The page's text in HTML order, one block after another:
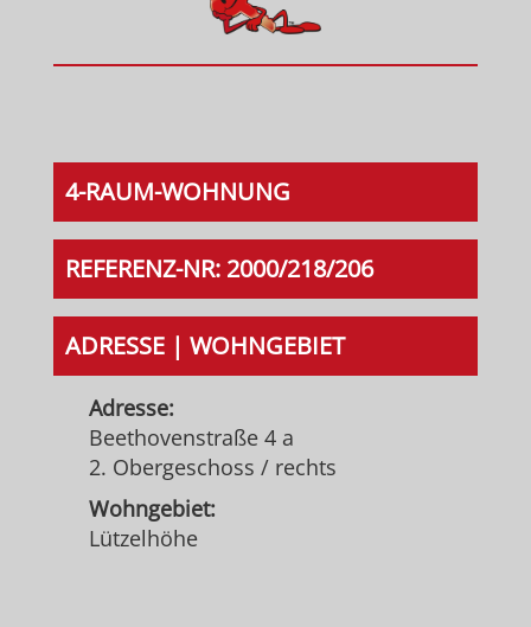
4-RAUM-WOHNUNG
REFERENZ-NR: 2000/218/206
ADRESSE | WOHNGEBIET
Adresse:
Beethovenstraße 4 a
2. Obergeschoss / rechts
Wohngebiet:
Lützelhöhe